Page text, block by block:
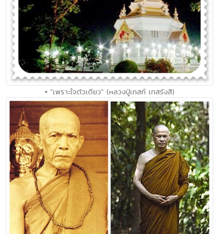
• "เพราะใจตัวเดียว" (หลวงปู่เทสก์ เทสรังสี)